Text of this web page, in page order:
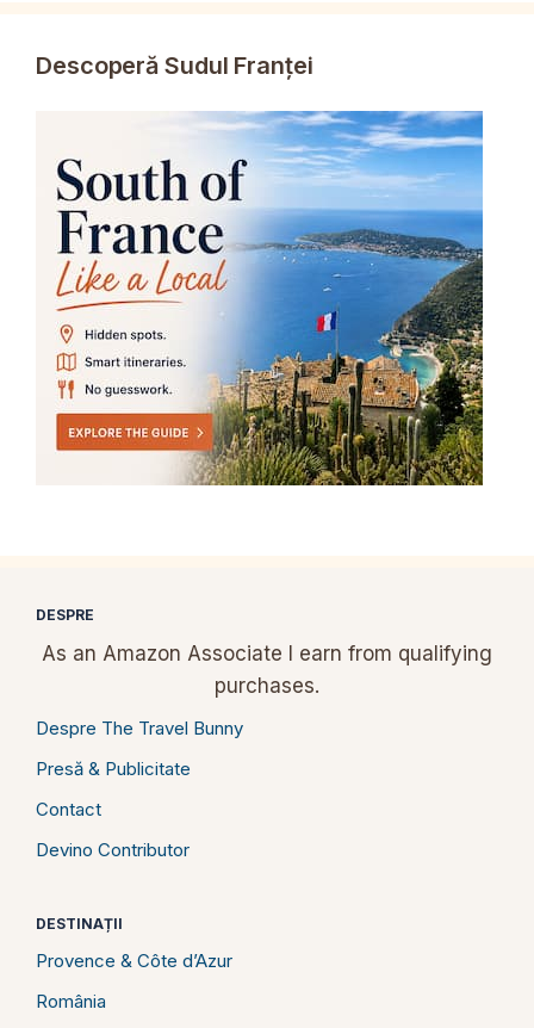
Descoperă Sudul Franței
DESPRE
As an Amazon Associate I earn from qualifying
purchases.
Despre The Travel Bunny
Presă & Publicitate
Contact
Devino Contributor
DESTINAȚII
Provence & Côte d’Azur
România